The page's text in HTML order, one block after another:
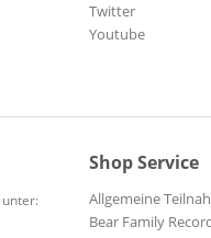
Twitter
Youtube
Shop Service
Allgemeine
Bear Family